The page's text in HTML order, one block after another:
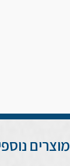
מוצרים